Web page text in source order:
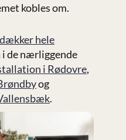
kobles om.
hele
i de nærliggende
i Rødovre,
og
.